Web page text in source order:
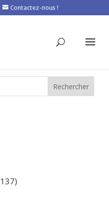
Contactez-nous !
Rechercher
137137